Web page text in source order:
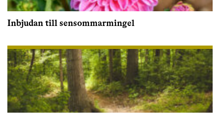
Inbjudan till sensommarmingel